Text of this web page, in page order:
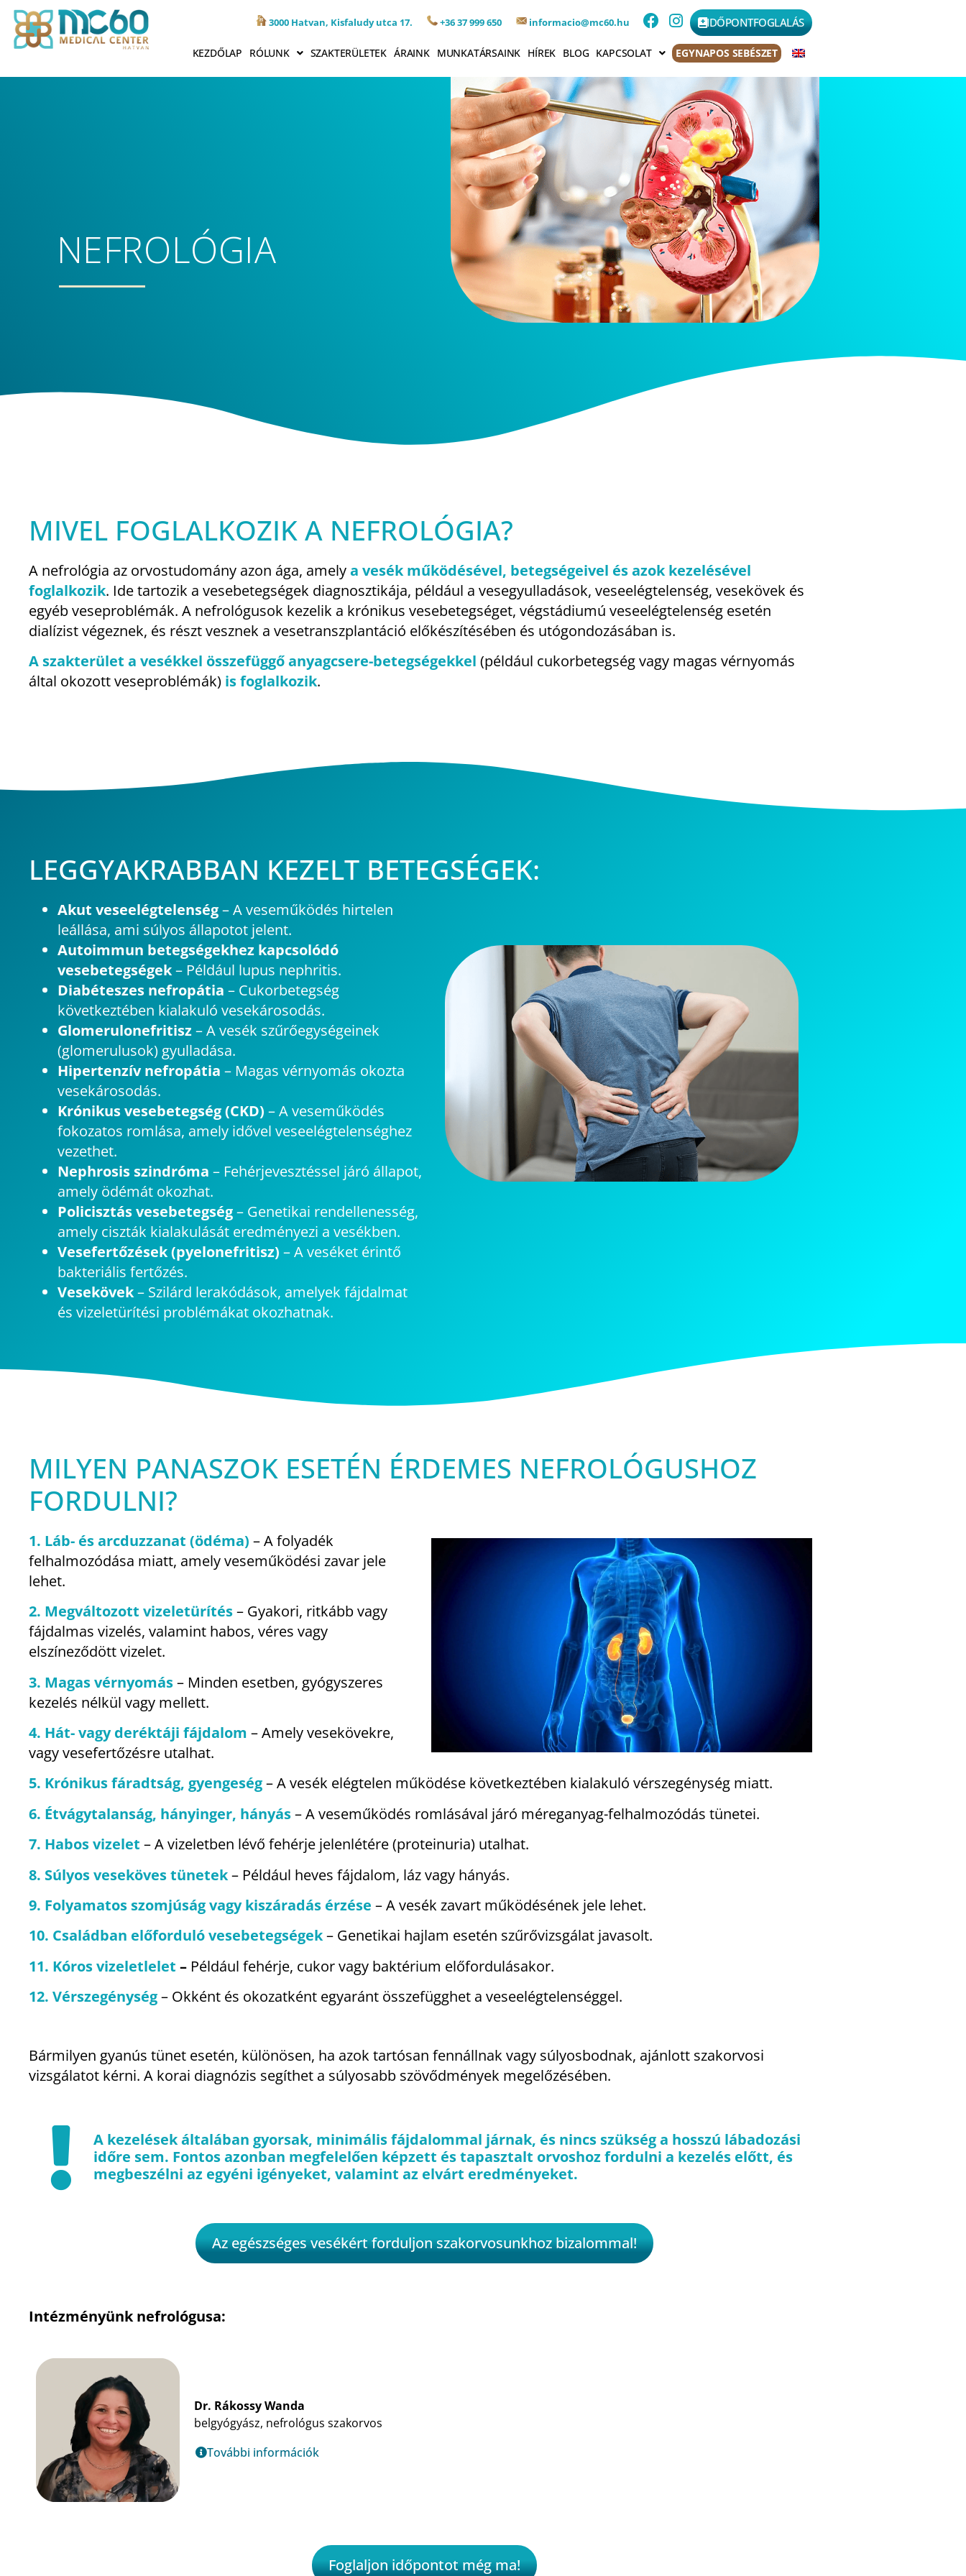
3000 Hatvan, Kisfaludy utca 17. +36 37 999 650 informacio@mc60.hu IDŐPONTFOGLALÁS
KEZDŐLAP RÓLUNK SZAKTERÜLETEK ÁRAINK MUNKATÁRSAINK HÍREK BLOG KAPCSOLAT EGYNAPOS SEBÉSZET
NEFROLÓGIA
MIVEL FOGLALKOZIK A NEFROLÓGIA?
A nefrológia az orvostudomány azon ága, amelya vesék működésével, betegségeivel és azok kezelésével
foglalkozik. Ide tartozik a vesebetegségek diagnosztikája, például a vesegyulladások, veseelégtelenség, vesekövek és
egyéb veseproblémák. A nefrológusok kezelik a krónikus vesebetegséget, végstádiumú veseelégtelenség esetén
dialízist végeznek, és részt vesznek a vesetranszplantáció előkészítésében és utógondozásában is.
A szakterület a vesékkel összefüggő anyagcsere-betegségekkel (például cukorbetegség vagy magas vérnyomás
által okozott veseproblémák) is foglalkozik.
LEGGYAKRABBAN KEZELT BETEGSÉGEK:
Akut veseelégtelenség– A veseműködés hirtelen
leállása, ami súlyos állapotot jelent.
Autoimmun betegségekhez kapcsolódó
vesebetegségek– Például lupus nephritis.
Diabéteszes nefropátia – Cukorbetegség
következtében kialakuló vesekárosodás.
Glomerulonefritisz– A vesék szűrőegységeinek
(glomerulusok) gyulladása.
Hipertenzív nefropátia – Magas vérnyomás okozta
vesekárosodás.
Krónikus vesebetegség (CKD) – A veseműködés
fokozatos romlása, amely idővel veseelégtelenséghez
vezethet.
Nephrosis szindróma – Fehérjevesztéssel járó állapot,
amely ödémát okozhat.
Policisztás vesebetegség– Genetikai rendellenesség,
amely ciszták kialakulását eredményezi a vesékben.
Vesefertőzések (pyelonefritisz) – A veséket érintő
bakteriális fertőzés.
Vesekövek– Szilárd lerakódások, amelyek fájdalmat
és vizeletürítési problémákat okozhatnak.
MILYEN PANASZOK ESETÉN ÉRDEMES NEFROLÓGUSHOZ
FORDULNI?
1. Láb- és arcduzzanat (ödéma) – A folyadék
felhalmozódása miatt, amely veseműködési zavar jele
lehet.
2. Megváltozott vizeletürítés– Gyakori, ritkább vagy
fájdalmas vizelés, valamint habos, véres vagy
elszíneződött vizelet.
3. Magas vérnyomás– Minden esetben, gyógyszeres
kezelés nélkül vagy mellett.
4. Hát- vagy deréktáji fájdalom – Amely vesekövekre,
vagy vesefertőzésre utalhat.
5. Krónikus fáradtság, gyengeség– A vesék elégtelen működése következtében kialakuló vérszegénység miatt.
6. Étvágytalanság, hányinger, hányás– A veseműködés romlásával járó méreganyag-felhalmozódás tünetei.
7. Habos vizelet – A vizeletben lévő fehérje jelenlétére (proteinuria) utalhat.
8. Súlyos veseköves tünetek– Például heves fájdalom, láz vagy hányás.
9. Folyamatos szomjúság vagy kiszáradás érzése – A vesék zavart működésének jele lehet.
10. Családban előforduló vesebetegségek– Genetikai hajlam esetén szűrővizsgálat javasolt.
11. Kóros vizeletlelet – Például fehérje, cukor vagy baktérium előfordulásakor.
12. Vérszegénység– Okként és okozatként egyaránt összefügghet a veseelégtelenséggel.
Bármilyen gyanús tünet esetén, különösen, ha azok tartósan fennállnak vagy súlyosbodnak, ajánlott szakorvosi
vizsgálatot kérni. A korai diagnózis segíthet a súlyosabb szövődmények megelőzésében.
A kezelések általában gyorsak, minimális fájdalommal járnak, és nincs szükség a hosszú lábadozási
időre sem. Fontos azonban megfelelően képzett és tapasztalt orvoshoz fordulni a kezelés előtt, és
megbeszélni az egyéni igényeket, valamint az elvárt eredményeket.
Az egészséges vesékért forduljon szakorvosunkhoz bizalommal!
Intézményünk nefrológusa:
Dr. Rákossy Wanda
belgyógyász, nefrológus szakorvos
További információk
Foglaljon időpontot még ma!